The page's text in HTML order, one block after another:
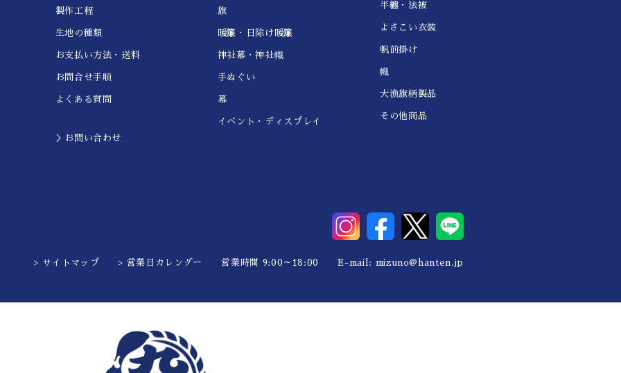
製作工程
生地の種類
お支払い方法・送料
お問合せ手順
よくある質問
＞お問い合わせ
旗
暖簾・日除け暖簾
神社幕・神社幟
手ぬぐい
幕
イベント・ディスプレイ
半纏・法被
よさこい衣装
帆前掛け
幟
大漁旗柄製品
その他商品
> サイトマップ > 営業日カレンダー 営業時間 9:00～18:00 E-mail: mizuno@hanten.jp